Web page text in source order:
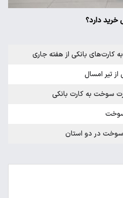
کارت‌های بانکی از هفته جاری
تیر امسال
سوخت به کارت بانکی
سوخت
در دو استان